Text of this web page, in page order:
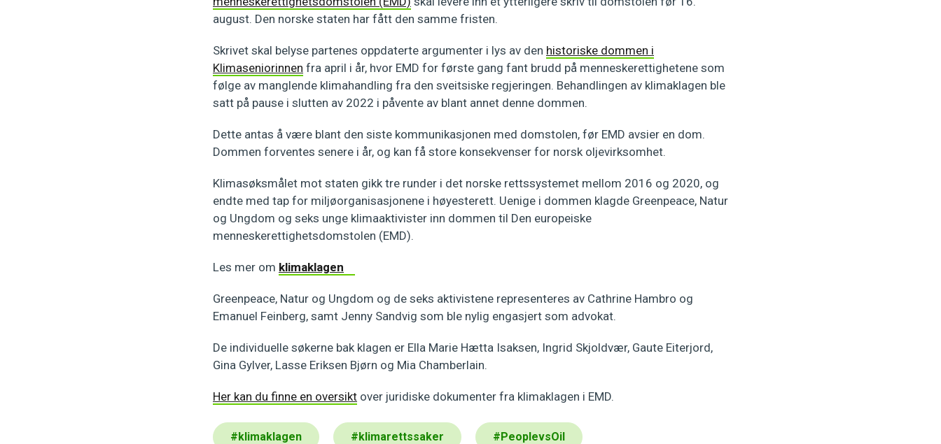
august. Den norske staten har fått den samme fristen.
Skrivet skal belyse partenes oppdaterte argumenter i lys av den historiske dommen i
Klimaseniorinnen fra april i år, hvor EMD for første gang fant brudd på menneskerettighetene som
følge av manglende klimahandling fra den sveitsiske regjeringen. Behandlingen av klimaklagen ble
satt på pause i slutten av 2022 i påvente av blant annet denne dommen.
Dette antas å være blant den siste kommunikasjonen med domstolen, før EMD avsier en dom.
Dommen forventes senere i år, og kan få store konsekvenser for norsk oljevirksomhet.
Klimasøksmålet mot staten gikk tre runder i det norske rettssystemet mellom 2016 og 2020, og
endte med tap for miljøorganisasjonene i høyesterett. Uenige i dommen klagde Greenpeace, Natur
og Ungdom og seks unge klimaaktivister inn dommen til Den europeiske
menneskerettighetsdomstolen (EMD).
Les mer om klimaklagen
Greenpeace, Natur og Ungdom og de seks aktivistene representeres av Cathrine Hambro og
Emanuel Feinberg, samt Jenny Sandvig som ble nylig engasjert som advokat.
De individuelle søkerne bak klagen er Ella Marie Hætta Isaksen, Ingrid Skjoldvær, Gaute Eiterjord,
Gina Gylver, Lasse Eriksen Bjørn og Mia Chamberlain.
Her kan du finne en oversikt over juridiske dokumenter fra klimaklagen i EMD.
#klimaklagen #klimarettssaker #PeoplevsOil